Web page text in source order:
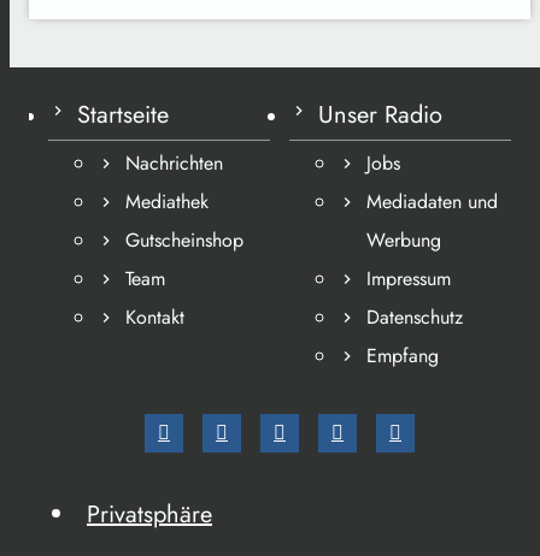
Startseite
Nachrichten
Mediathek
Gutscheinshop
Team
Kontakt
Unser Radio
Jobs
Mediadaten und
Werbung
Impressum
Datenschutz
Empfang
Privatsphäre